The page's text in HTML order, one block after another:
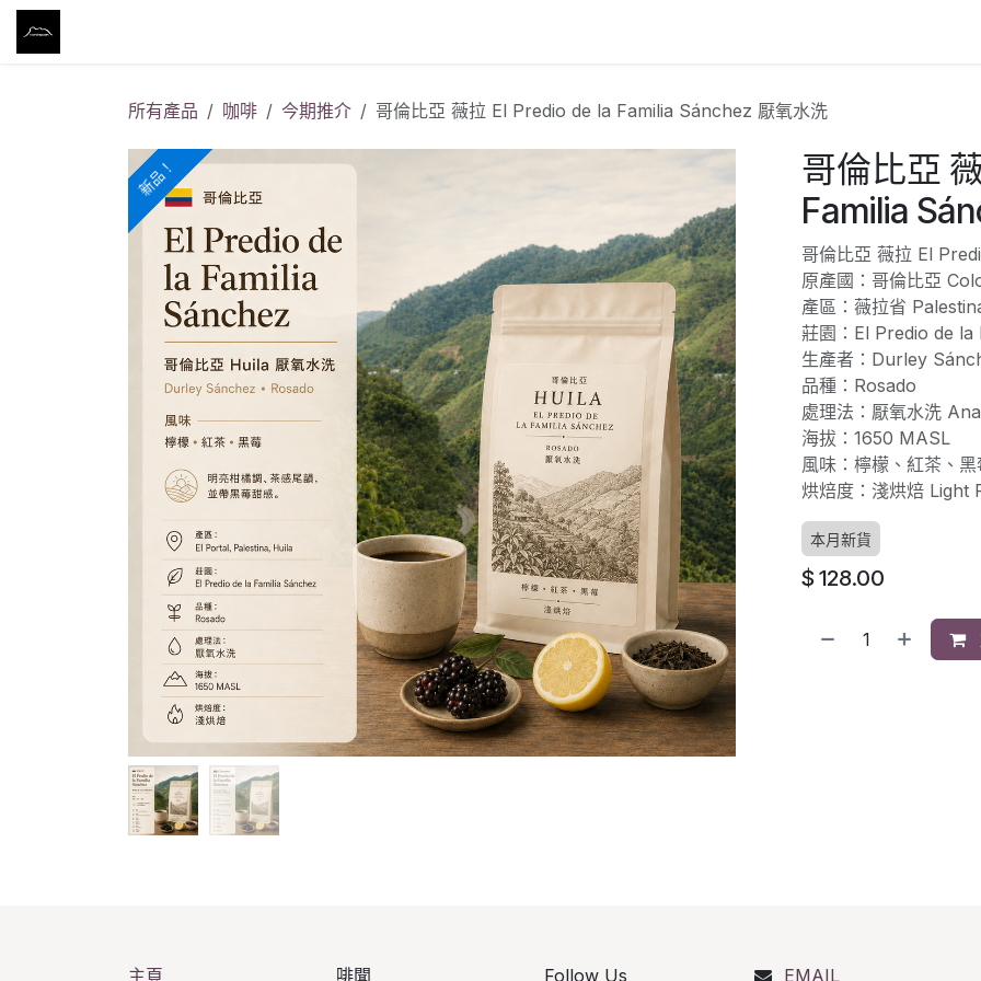
跳至內容
所有產品 咖啡 今期推介 哥倫比亞 薇拉 El Predio de la Familia Sánchez 厭氧水洗
新品！
新品！
哥倫比亞
Familia
哥倫比亞 薇拉 El
原產國：哥倫比亞
產區：薇拉省
莊園：El Predio de la
生產者：Durley
品種：Rosado
處理法：厭氧水洗
海拔：1650 MASL
風味：檸檬、紅茶、黑
烘焙度：淺烘焙 Light
本月新貨
$ 128.00
主頁 啡聞 Follow Us EMAIL